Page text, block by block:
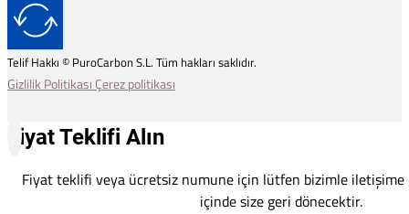
Telif Hakkı © PuroCarbon S.L. Tüm hakları saklıdır.
Gizlilik Politikası Çerez politikası
Fiyat Teklifi Alın
Fiyat teklifi veya ücretsiz numune için lütfen bizimle iletişime
içinde size geri dönecektir.